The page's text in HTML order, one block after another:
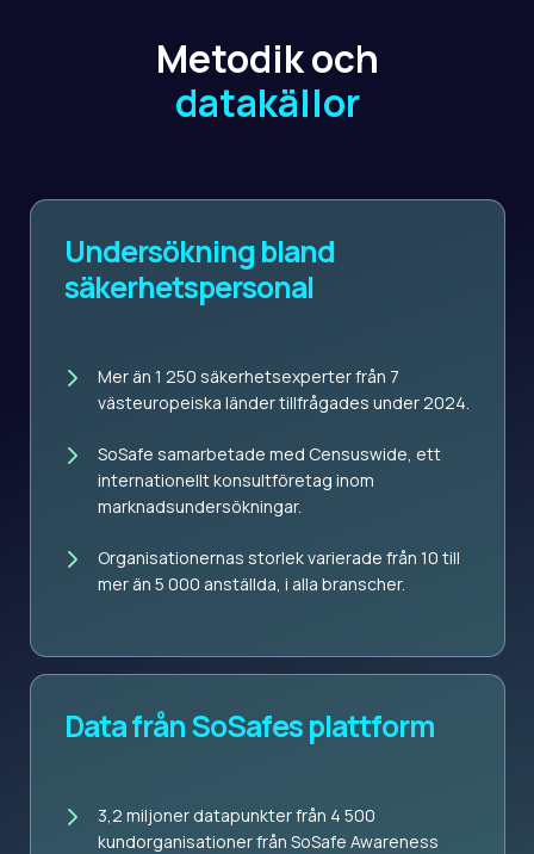
Metodik och
datakällor
Undersökning bland
säkerhetspersonal
Mer än 1 250 säkerhetsexperter från 7
västeuropeiska länder tillfrågades under 2024.
SoSafe samarbetade med Censuswide, ett
internationellt konsultföretag inom
marknadsundersökningar.
Organisationernas storlek varierade från 10 till
mer än 5 000 anställda, i alla branscher.
Data från SoSafes plattform
3,2 miljoner datapunkter från 4 500
kundorganisationer från SoSafe Awareness